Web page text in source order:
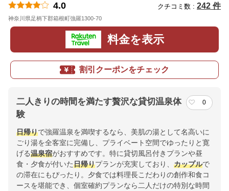
4.0 クチコミ数 : 242 件
神奈川県足柄下郡箱根町強羅1300-70
料金を表示
割引クーポンをチェック
二人きりの時間を満たす贅沢な貸切温泉体
験
0
日帰りで強羅温泉を満喫するなら、美肌の湯として名高いに
ごり湯を全客室に完備し、プライベート空間でゆったりと寛
げる温泉宿がおすすめです。特に貸切風呂付きプランや昼
食・夕食が付いた日帰りプランが充実しており、 カップルで
の滞在にもぴったり。夕食では料理長こだわりの創作和食コ
ースを堪能でき、個室確約プランなら二人だけの特別な時間